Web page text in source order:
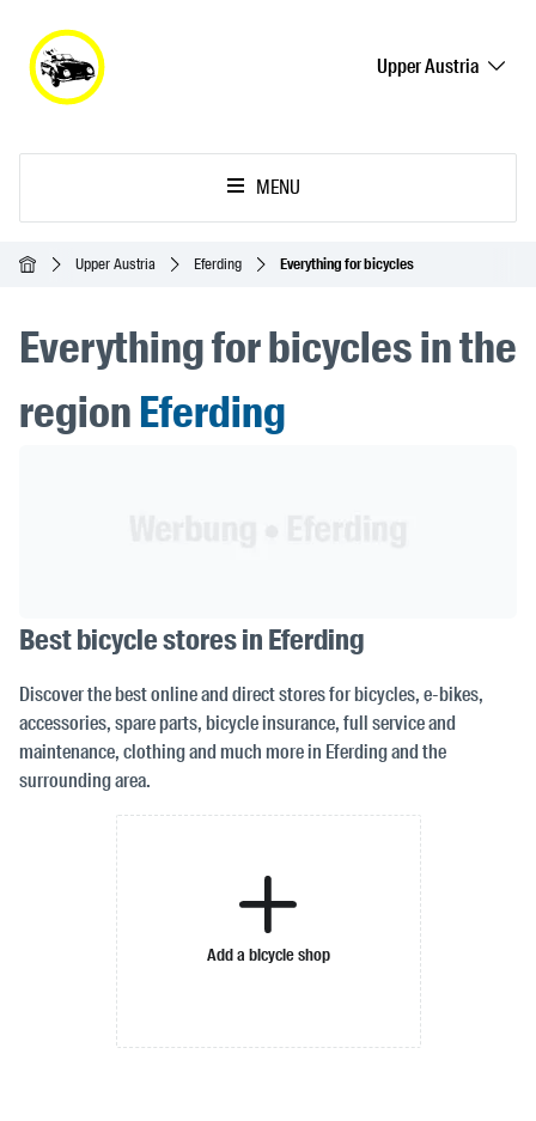
Upper Austria
MENU
HomepageUpper Austria Eferding Everything for bicycles
Everything for bicycles in the
regionEferding
Best bicycle stores in Eferding
Discover the best online and direct stores for bicycles, e-bikes,
accessories, spare parts, bicycle insurance, full service and
maintenance, clothing and much more in Eferding and the
surrounding area.
Add a bicycle shop